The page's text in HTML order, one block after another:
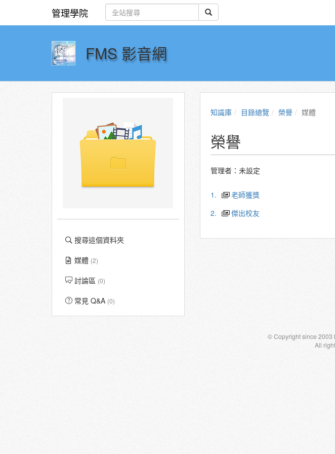
管理學院
FMS 影音網
搜尋這個資料夾
媒體 (2)
討論區 (0)
常見 Q&A (0)
知識庫 目錄總覽 榮譽 媒體
榮譽
管理者：未設定
1.
老師獲獎
2.
傑出校友
© Copyright since 2003
All